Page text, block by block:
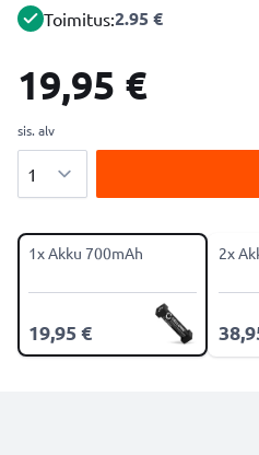
Toimitus:2.95 €
19,95 €
sis. alv
1x Akku 700mAh
19,95 €
2x